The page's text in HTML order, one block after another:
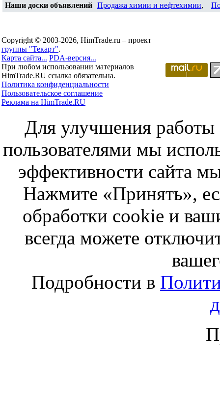
Наши доски объявлений Продажа химии и нефтехимии,
Copyright © 2003-2026, HimTrade.ru – проект
группы "Текарт".
Карта сайта... PDA-версия...
При любом использовании материалов
HimTrade.RU ссылка обязательна.
Политика конфиденциальности
Пользовательское соглашение
Реклама на HimTrade.RU
Для улучшения работы
пользователями мы
эффективности сайта
Нажмите «Принять»,
обработки cookie и
всегда можете
Подробности в